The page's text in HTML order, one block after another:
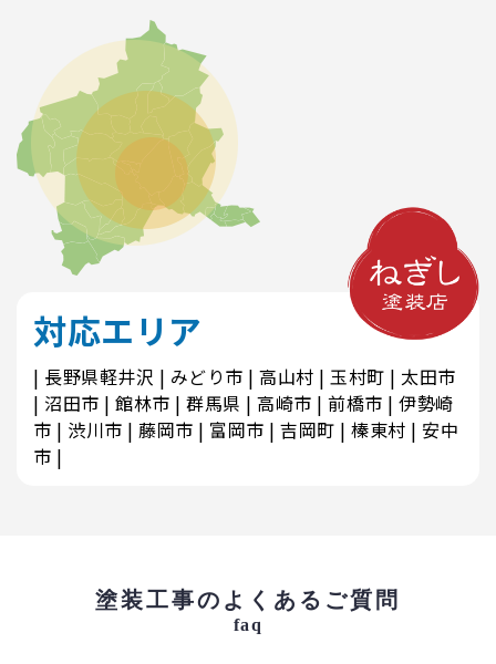
対応エリア
長野県軽井沢 みどり市 高山村 玉村町
太田市
沼田市
館林市 群馬県 高崎市 前橋市
伊勢崎
市
渋川市 藤岡市 富岡市 吉岡町 榛東村
安中
市
塗装工事のよくあるご質問
faq